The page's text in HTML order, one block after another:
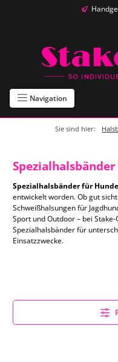
Zum Hauptinhalt springen
Navigation
Sie sind hier:
Spezialhalsbänder für Hunde
entwickelt worden. Ob gut
Schweißhalsungen für
Sport und Outdoor – bei
Spezialhalsbänder für
Einsatzzwecke.